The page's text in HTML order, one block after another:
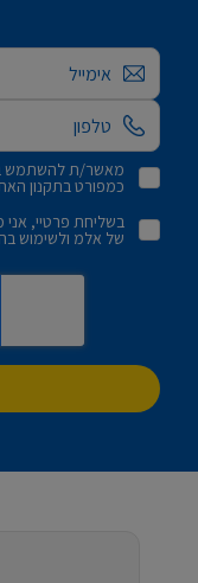
אימייל
מאשר/ת להשתמש
כמפורט בתקנון
בשליחת פרטיי,
של אלמ ולשימוש